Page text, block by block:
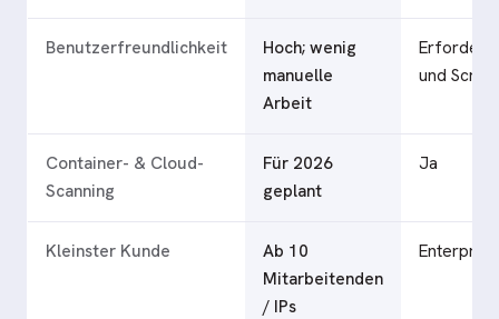
Benutzerfreundlichkeit
Hoch; wenig
manuelle
Arbeit
Erfordert
und
Container- & Cloud-
Scanning
Für 2026
geplant
Ja
Kleinster Kunde
Ab 10
Mitarbeitenden
/ IPs